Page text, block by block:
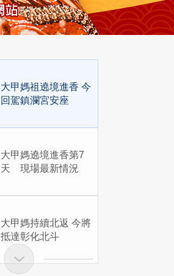
大甲媽祖遶境進香 今
回駕鎮瀾宮安座
大甲媽遶境進香第7
天 現場最新情況
大甲媽持續北返 今將
抵達彰化北斗